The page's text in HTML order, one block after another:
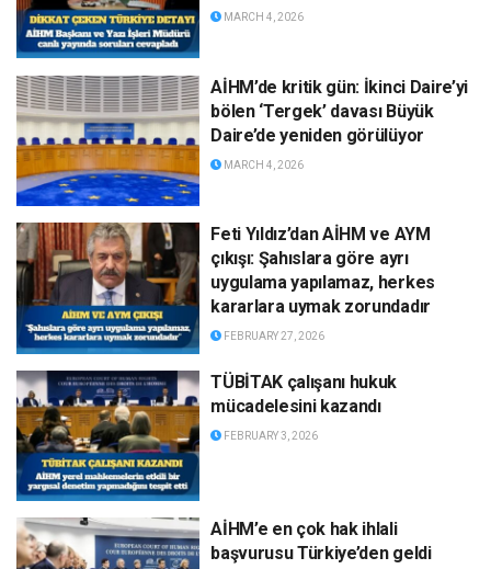
MARCH 4, 2026
AİHM’de kritik gün: İkinci Daire’yi
bölen ‘Tergek’ davası Büyük
Daire’de yeniden görülüyor
MARCH 4, 2026
Feti Yıldız’dan AİHM ve AYM
çıkışı: Şahıslara göre ayrı
uygulama yapılamaz, herkes
kararlara uymak zorundadır
FEBRUARY 27, 2026
TÜBİTAK çalışanı hukuk
mücadelesini kazandı
FEBRUARY 3, 2026
AİHM’e en çok hak ihlali
başvurusu Türkiye’den geldi